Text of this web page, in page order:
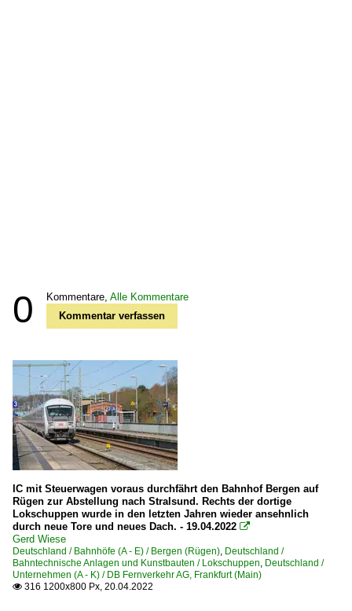
0 Kommentare, Alle Kommentare
Kommentar verfassen
IC mit Steuerwagen voraus durchfährt den Bahnhof Bergen auf
Rügen zur Abstellung nach Stralsund. Rechts der dortige
Lokschuppen wurde in den letzten Jahren wieder ansehnlich
durch neue Tore und neues Dach. - 19.04.2022 
Gerd Wiese
Deutschland / Bahnhöfe (A - E) / Bergen (Rügen), Deutschland /
Bahntechnische Anlagen und Kunstbauten / Lokschuppen, Deutschland /
Unternehmen (A - K) / DB Fernverkehr AG, Frankfurt (Main)
 316 1200x800 Px, 20.04.2022